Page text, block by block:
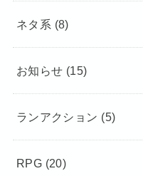
ネタ系 (8)
お知らせ (15)
ランアクション (5)
RPG (20)